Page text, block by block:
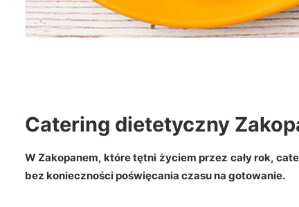
Catering dietetyczny
W Zakopanem, które tętni życiem przez cały rok,
bez konieczności poświęcania czasu na gotowanie.